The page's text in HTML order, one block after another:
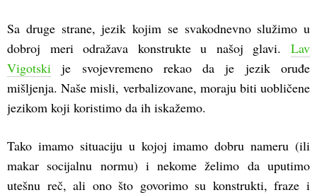
Sa druge strane, jezik kojim se svakodnevno služimo u
dobroj meri odražava konstrukte u našoj glavi. Lav
Vigotski je svojevremeno rekao da je jezik oruđe
mišljenja. Naše misli, verbalizovane, moraju biti uobličene
jezikom koji koristimo da ih iskažemo.
Tako imamo situaciju u kojoj imamo dobru nameru (ili
makar socijalnu normu) i nekome želimo da uputimo
utešnu reč, ali ono što govorimo su konstrukti, fraze i